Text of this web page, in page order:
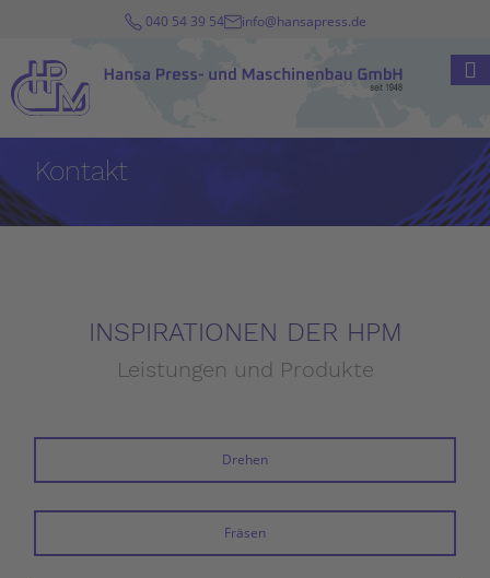
040 54 39 54 info@hansapress.de
Kontakt
INSPIRATIONEN DER HPM
Leistungen und Produkte
Drehen
Fräsen